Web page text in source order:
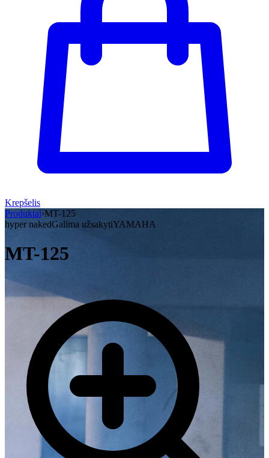
Krepšelis
Produktai›MT-125
hyper nakedGalima užsakytiYAMAHA
MT-125